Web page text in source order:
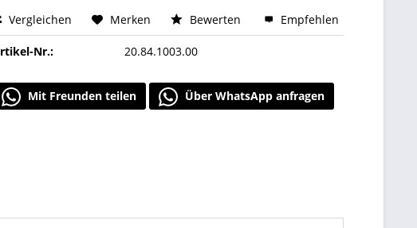
Vergleichen Merken Bewerten Empfehlen
Nr.: 20.84.1003.00
Mit Freunden teilen Über WhatsApp anfragen